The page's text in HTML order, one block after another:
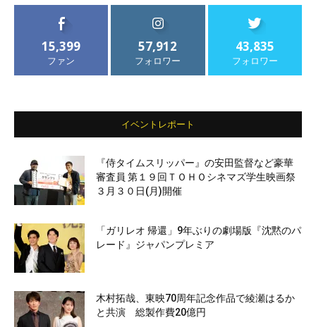
15,399
ファン
57,912
フォロワー
43,835
フォロワー
イベントレポート
『侍タイムスリッパー』の安田監督など豪華
審査員 第１９回ＴＯＨＯシネマズ学生映画祭
３月３０日(月)開催
「ガリレオ 帰還」9年ぶりの劇場版『沈黙のパ
レード』ジャパンプレミア
木村拓哉、東映70周年記念作品で綾瀬はるか
と共演 総製作費20億円